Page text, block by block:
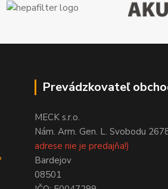
Prevádzkovateľ
MECK s.r.o.
Nám. Arm. Gen. L. Svobodu
adrese nie je predajňa!)
Bardejov
08501